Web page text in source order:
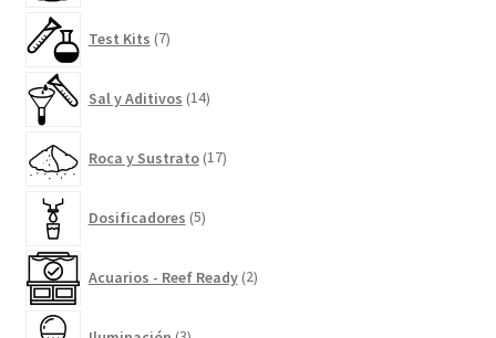
Test Kits 7productos
Sal y Aditivos 14productos
Roca y Sustrato 17productos
Dosificadores 5productos
Acuarios - Reef Ready 2productos